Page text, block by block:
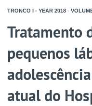
TRONCO I - YEAR 2018 -
Tratamento
pequenos
atual do